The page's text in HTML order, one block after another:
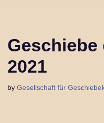
Geschiebe
2021
by Gesellschaft für